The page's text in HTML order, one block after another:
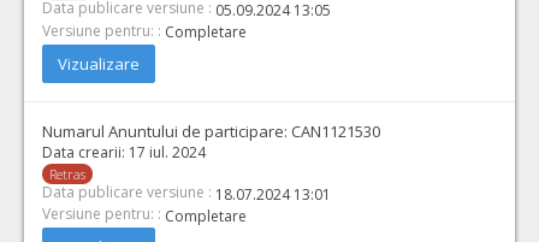
Data publicare versiune : 05.09.2024 13:05
Versiune pentru: : Completare
Vizualizare
Numarul Anuntului de participare: CAN1121530
Data crearii: 17 iul. 2024
Retras
Data publicare versiune : 18.07.2024 13:01
Versiune pentru: : Completare